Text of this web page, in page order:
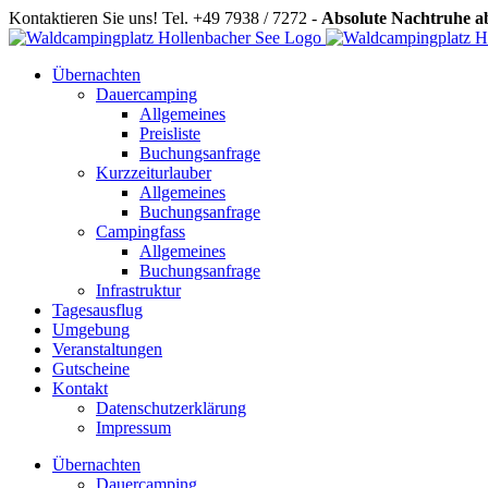
Zum
Inhalt
Kontaktieren Sie uns! Tel. +49 7938 / 7272 - Absolute Nachtruhe
Übernachten
Dauercamping
Allgemeines
Preisliste
Buchungsanfrage
Kurzzeiturlauber
Allgemeines
Buchungsanfrage
Campingfass
Allgemeines
Buchungsanfrage
Infrastruktur
Tagesausflug
Umgebung
Veranstaltungen
Gutscheine
Kontakt
Datenschutzerklärung
Impressum
Übernachten
Dauercamping